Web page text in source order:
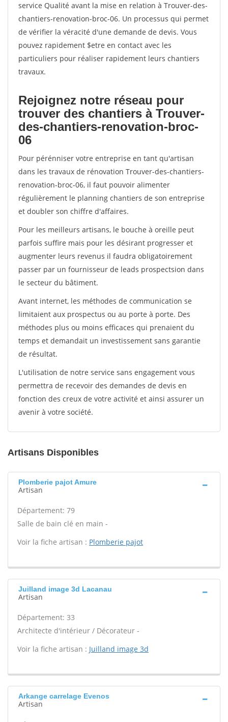
service Qualité avant la mise en relation à Trouver-des-
chantiers-renovation-broc-06. Un processus qui permet
de vérifier la véracité d'une demande de devis. Vous
pouvez rapidement $etre en contact avec les
particuliers pour réaliser rapidement leurs chantiers
travaux.
Rejoignez notre réseau pour
trouver des chantiers à Trouver-
des-chantiers-renovation-broc-
06
Pour pérénniser votre entreprise en tant qu'artisan
dans les travaux de rénovation Trouver-des-chantiers-
renovation-broc-06, il faut pouvoir alimenter
régulièrement le planning chantiers de son entreprise
et doubler son chiffre d'affaires.
Pour les meilleurs artisans, le bouche à oreille peut
parfois suffire mais pour les désirant progresser et
augmenter leurs revenus il faudra obligatoirement
passer par un fournisseur de leads prospectsion dans
le secteur du bâtiment.
Avant internet, les méthodes de communication se
limitaient aux prospectus ou au porte à porte. Des
méthodes plus ou moins efficaces qui prenaient du
temps et demandait un investissement sans garantie
de résultat.
L'utilisation de notre service sans engagement vous
permettra de recevoir des demandes de devis en
fonction des creux de votre activité et ainsi assurer un
avenir à votre société.
Artisans Disponibles
Plomberie pajot Amure
Artisan
Département: 79
Salle de bain clé en main -
Voir la fiche artisan : Plomberie pajot
Juilland image 3d Lacanau
Artisan
Département: 33
Architecte d'intérieur / Décorateur -
Voir la fiche artisan : Juilland image 3d
Arkange carrelage Evenos
Artisan